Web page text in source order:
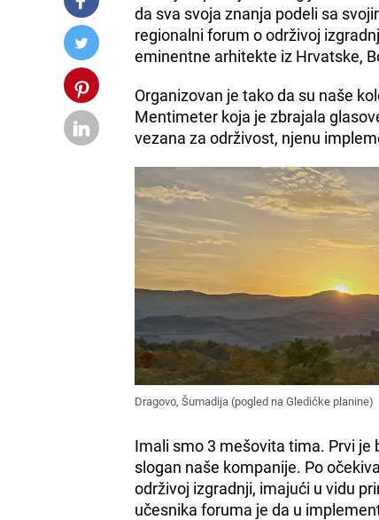
da sva svoja znanja podeli sa
regionalni forum o održivoj
eminentne arhitekte iz Hrvatske,
Organizovan je tako da su naše
Mentimeter koja je zbrajala
vezana za održivost, njenu
Dragovo, Šumadija (pogled na Gledićke planine)
Imali smo 3 mešovita tima. Prvi je
slogan naše kompanije. Po
održivoj izgradnji, imajući u vidu
učesnika foruma je da u